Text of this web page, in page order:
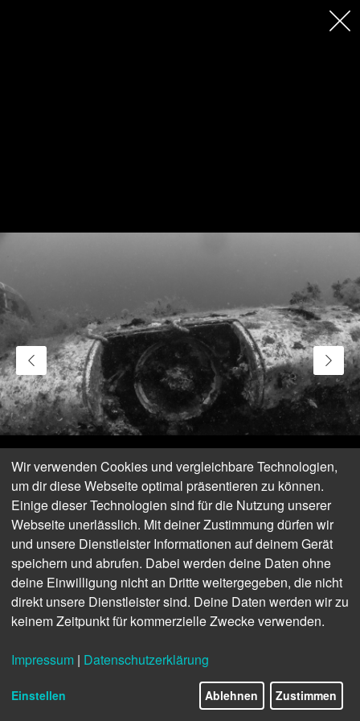
Wir verwenden Cookies und vergleichbare Technologien,
um dir diese Webseite optimal präsentieren zu können.
Einige dieser Technologien sind für die Nutzung unserer
Webseite unerlässlich. Mit deiner Zustimmung dürfen wir
und unsere Dienstleister Informationen auf deinem Gerät
speichern und abrufen. Dabei werden deine Daten ohne
deine Einwilligung nicht an Dritte weitergegeben, die nicht
direkt unsere Dienstleister sind. Deine Daten werden wir zu
keinem Zeitpunkt für kommerzielle Zwecke verwenden.
Impressum | Datenschutzerklärung
Einstellen Ablehnen Zustimmen